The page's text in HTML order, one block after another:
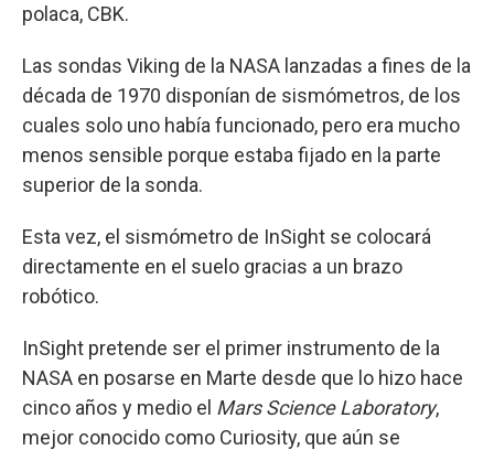
polaca, CBK.
Las sondas Viking de la NASA lanzadas a fines de la
década de 1970 disponían de sismómetros, de los
cuales solo uno había funcionado, pero era mucho
menos sensible porque estaba fijado en la parte
superior de la sonda.
Esta vez, el sismómetro de InSight se colocará
directamente en el suelo gracias a un brazo
robótico.
InSight pretende ser el primer instrumento de la
NASA en posarse en Marte desde que lo hizo hace
cinco años y medio el Mars Science Laboratory,
mejor conocido como Curiosity, que aún se